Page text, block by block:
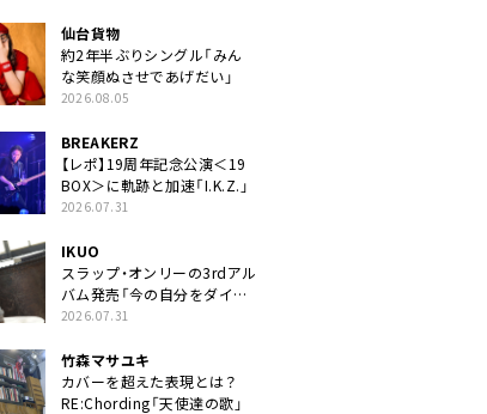
仙台貨物
約2年半ぶりシングル「みん
な笑顔ぬさせであげだい」
2026.08.05
BREAKERZ
【レポ】19周年記念公演＜19
BOX＞に軌跡と加速「I.K.Z.」
2026.07.31
IKUO
スラップ・オンリーの3rdアル
バム発売「今の自分をダイレ
クトに」
2026.07.31
竹森マサユキ
カバーを超えた表現とは？
RE:Chording「天使達の歌」